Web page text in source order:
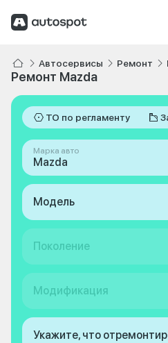
Автосервисы Ремонт
Ремонт Mazda
ТО по регламенту
Марка авто
Mazda
Модель
Поколение
Модификация
Укажите, что